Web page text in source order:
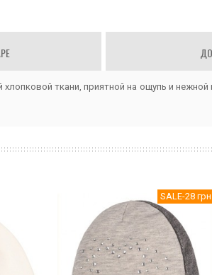
ткани, приятной на ощупь и
SALE-28 грн